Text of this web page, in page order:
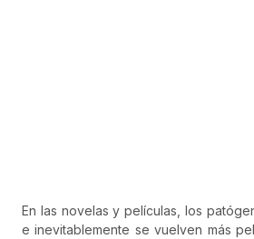
En las novelas y películas, los
e inevitablemente se vuelven más